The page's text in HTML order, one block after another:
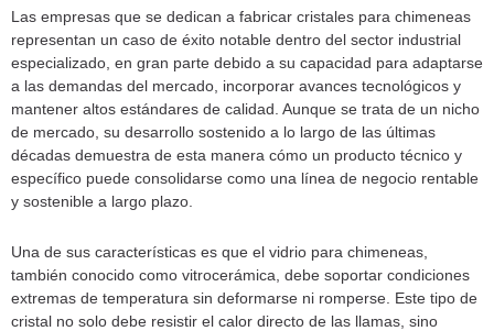
Las empresas que se dedican a fabricar cristales para chimeneas
representan un caso de éxito notable dentro del sector industrial
especializado, en gran parte debido a su capacidad para adaptarse
a las demandas del mercado, incorporar avances tecnológicos y
mantener altos estándares de calidad. Aunque se trata de un nicho
de mercado, su desarrollo sostenido a lo largo de las últimas
décadas demuestra de esta manera cómo un producto técnico y
específico puede consolidarse como una línea de negocio rentable
y sostenible a largo plazo.
Una de sus características es que el vidrio para chimeneas,
también conocido como vitrocerámica, debe soportar condiciones
extremas de temperatura sin deformarse ni romperse. Este tipo de
cristal no solo debe resistir el calor directo de las llamas, sino